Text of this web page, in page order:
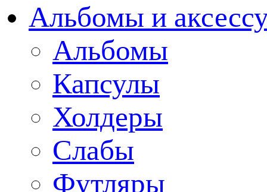
Альбомы и
Альбомы
Капсулы
Холдеры
Слабы
Футляры